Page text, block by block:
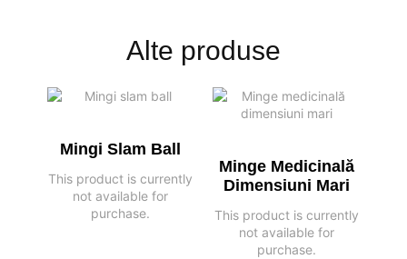
Alte produse
Mingi Slam Ball
This product is currently
not available for
purchase.
Minge Medicinală
Dimensiuni Mari
This product is currently
not available for
purchase.